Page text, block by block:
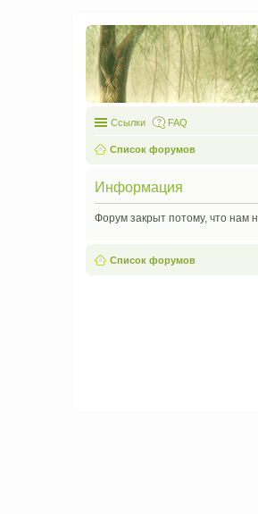
Ссылки FAQ
Список форумов
Информация
Форум закрыт потому, что нам
Список форумов